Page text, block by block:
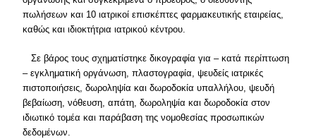
πωλήσεων και 10 ιατρικοί επισκέπτες φαρμακευτικής εταιρείας,
καθώς και ιδιοκτήτρια ιατρικού κέντρου.
Σε βάρος τους σχηματίστηκε δικογραφία για – κατά περίπτωση
– εγκληματική οργάνωση, πλαστογραφία, ψευδείς ιατρικές
πιστοποιήσεις, δωροληψία και δωροδοκία υπαλλήλου, ψευδή
βεβαίωση, νόθευση, απάτη, δωροληψία και δωροδοκία στον
ιδιωτικό τομέα και παράβαση της νομοθεσίας προσωπικών
δεδομένων.